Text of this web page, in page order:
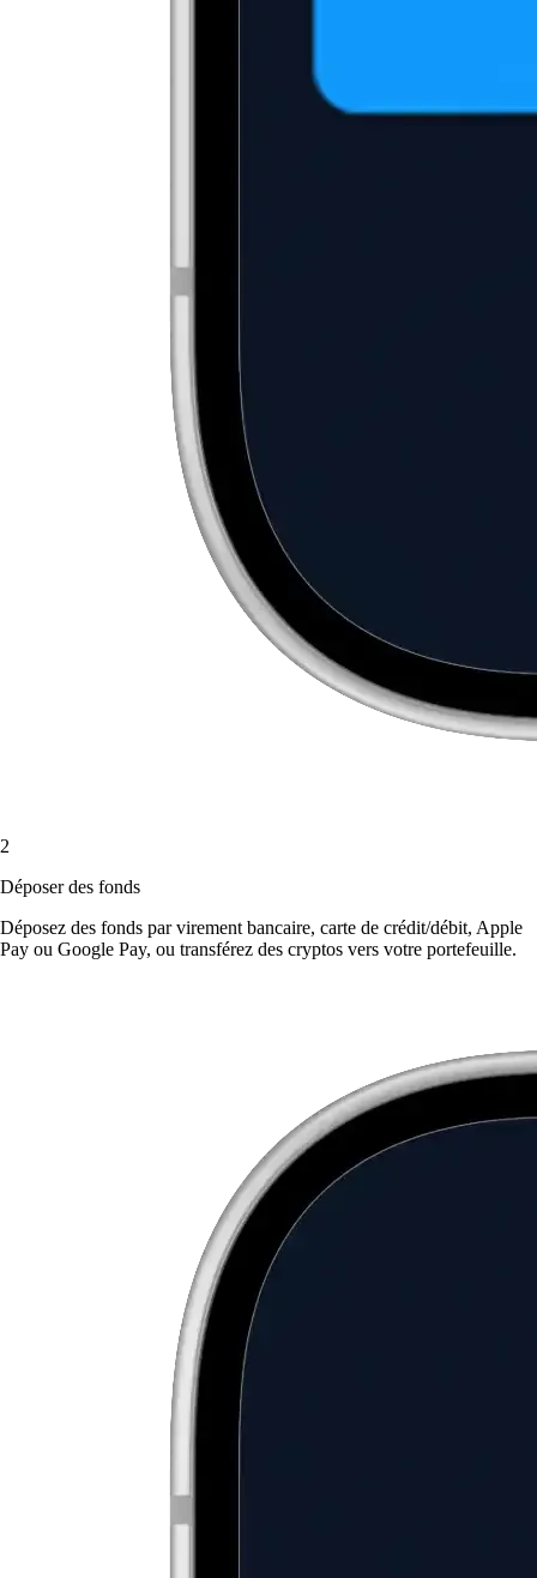
2
Déposer des fonds
Déposez des fonds par virement bancaire, carte de crédit/débit, Apple
Pay ou Google Pay, ou transférez des cryptos vers votre portefeuille.